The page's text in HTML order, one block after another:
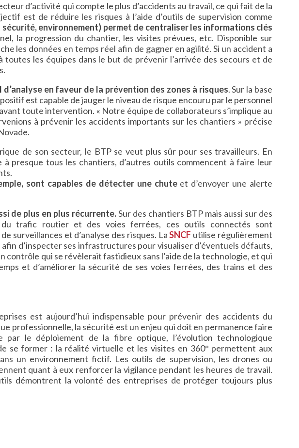
d’activité qui compte le plus d’accidents au travail, ce qui fait de la
est de réduire les risques à l’aide d’outils de supervision comme
sécurité, environnement) permet de centraliser les informations clés
la progression du chantier, les visites prévues, etc. Disponible sur
les données en temps réel afin de gagner en agilité. Si un accident a
toutes les équipes dans le but de prévenir l’arrivée des secours et de
d’analyse en faveur de la prévention des zones à risques. Sur la base
est capable de jauger le niveau de risque encouru par le personnel
toute intervention. « Notre équipe de collaborateurs s’implique au
à prévenir les accidents importants sur les chantiers » précise
de son secteur, le BTP se veut plus sûr pour ses travailleurs. En
à presque tous les chantiers, d’autres outils commencent à faire leur
sont capables de détecter une chuteet d’envoyer une alerte
de plus en plus récurrente.Sur des chantiers BTP mais aussi sur des
du trafic routier et des voies ferrées, ces outils connectés sont
surveillances et d’analyse des risques. LaSNCF utilise régulièrement
afin d’inspecter ses infrastructures pour visualiser d’éventuels défauts,
contrôle qui se révèlerait fastidieux sans l’aide de la technologie, et qui
et d’améliorer la sécurité de ses voies ferrées, des trains et des
est aujourd’hui indispensable pour prévenir des accidents du
professionnelle, la sécurité est un enjeu qui doit en permanence faire
par le déploiement de la fibre optique, l’évolution technologique
se former : la réalité virtuelle et les visites en 360° permettent aux
un environnement fictif. Les outils de supervision, les drones ou
quant à eux renforcer la vigilance pendant les heures de travail.
démontrent la volonté des entreprises de protéger toujours plus